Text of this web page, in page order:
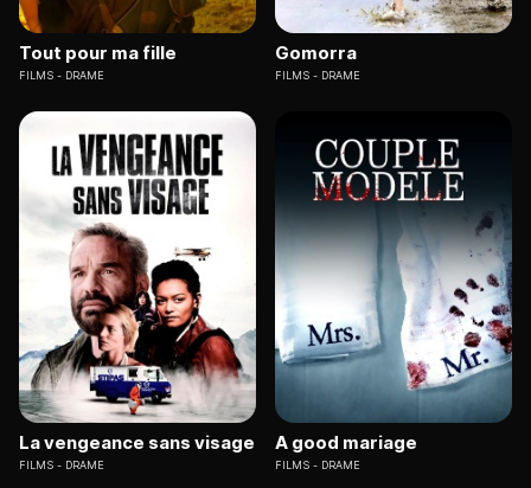
Tout pour ma fille
FILMS DRAME
Gomorra
FILMS DRAME
La vengeance sans visage
FILMS DRAME
A good mariage
FILMS DRAME